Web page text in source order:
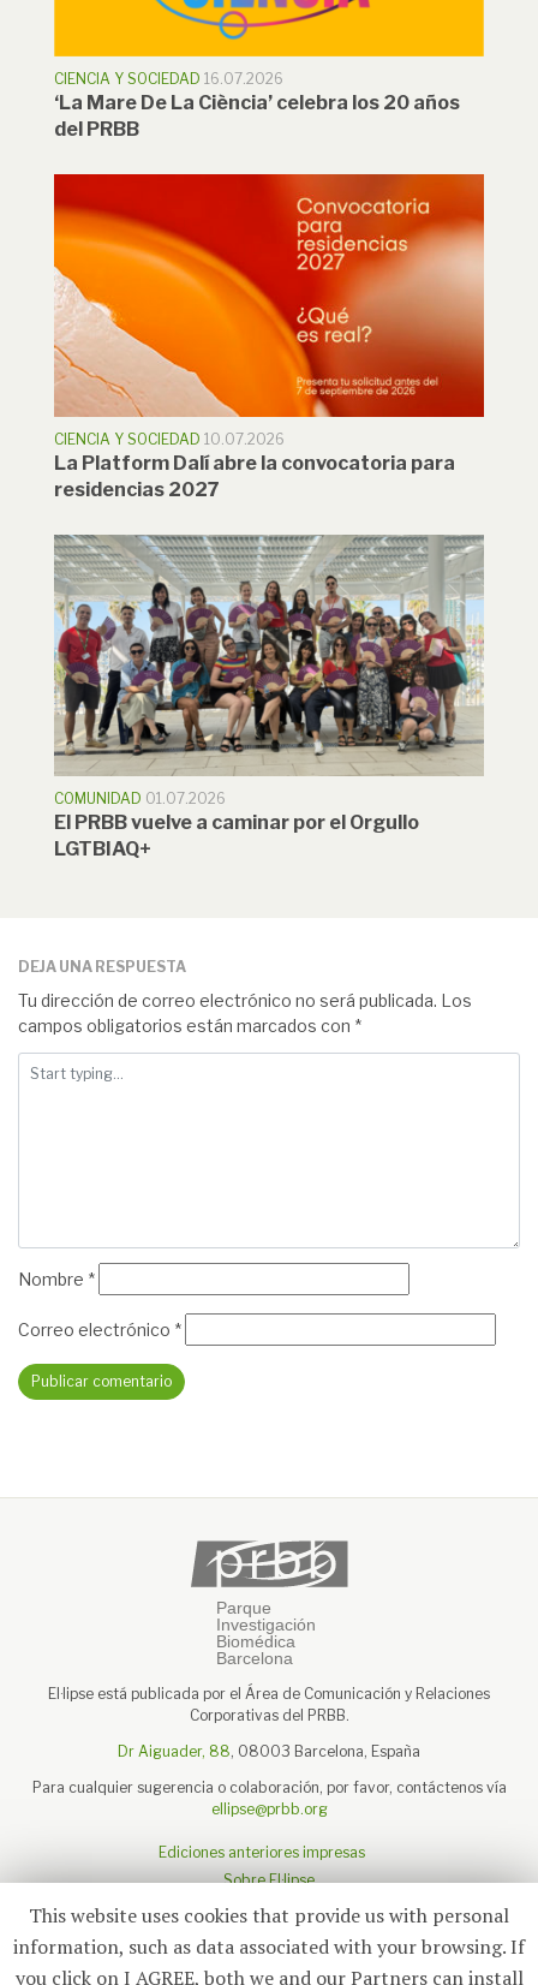
CIENCIA Y SOCIEDAD 16.07.2026
‘La Mare De La Ciència’ celebra los 20 años
del PRBB
CIENCIA Y SOCIEDAD 10.07.2026
La Platform Dalí abre la convocatoria para
residencias 2027
COMUNIDAD 01.07.2026
El PRBB vuelve a caminar por el Orgullo
LGTBIAQ+
DEJA UNA RESPUESTA
Tu dirección de correo electrónico no será publicada. Los
campos obligatorios están marcados con *
Nombre *
Correo electrónico *
El·lipse está publicada por el Área de Comunicación y Relaciones
Corporativas del PRBB.
Dr Aiguader, 88, 08003 Barcelona, España
Para cualquier sugerencia o colaboración, por favor, contáctenos vía
ellipse@prbb.org
Ediciones anteriores impresas
Sobre El·lipse
Sobre el PRBB
This website uses cookies that provide us with personal
information, such as data associated with your browsing. If
you click on I AGREE, both we and our Partners can install